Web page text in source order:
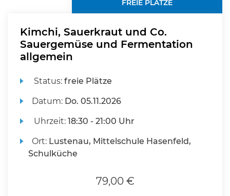
FREIE PLÄTZE
Kimchi, Sauerkraut und Co.
Sauergemüse und Fermentation
allgemein
Status:freie Plätze
Datum: Do. 05.11.2026
Uhrzeit:18:30 - 21:00 Uhr
Ort: Lustenau, Mittelschule Hasenfeld,
Schulküche
79,00 €